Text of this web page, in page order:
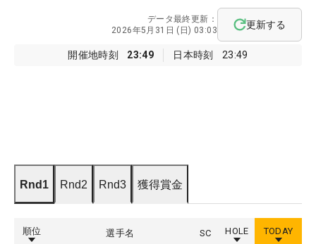
開催地時刻 23:49 日本時刻 23:49
データ最終更新：
2026年5月31日 (日) 03:03
更新する
Rnd1 Rnd2 Rnd3 獲得賞金
順位 選手名 SC HOLE TODAY